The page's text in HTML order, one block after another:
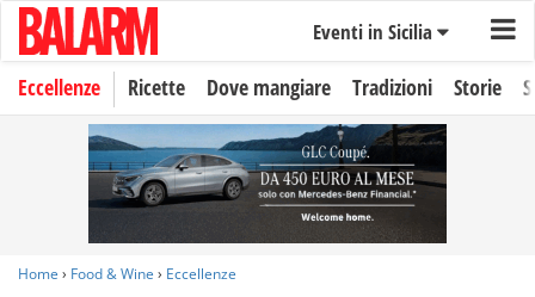
Eventi in Sicilia
Eccellenze Ricette Dove mangiare Tradizioni Storie
Home › Food & Wine › Eccellenze